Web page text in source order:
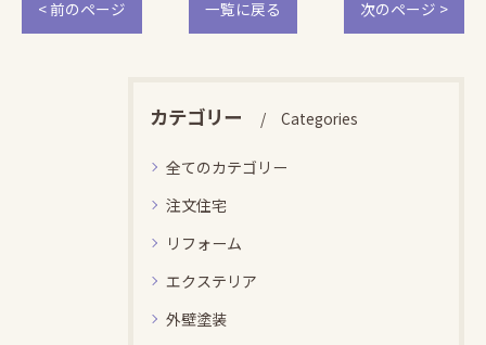
< 前のページ 一覧に戻る 次のページ >
カテゴリー Categories
全てのカテゴリー
注文住宅
リフォーム
エクステリア
外壁塗装